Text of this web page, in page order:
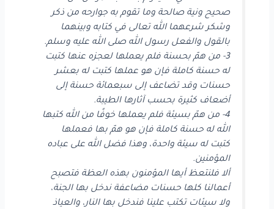
صحيح ونية صالحة وما تقوم به جوارحه من ذكر
وشكر شرعهما الله تعالى في كتابه وبينهما
بالقول والفعل رسول الله صلى الله عليه وسلم.
3- من همّ بحسنة فلم يعملها لعجزه عنها كتبت
له حسنة كاملة فإن هو عملها كتبت له بعشر
حسنات وقد تضاعف إلى سبعمائة حسنة إلى
أضعاف كثيرة بحسب آثارها الطيبة.
4- من همّ بسيئة فلم يعملها خوفًا من الله كتبها
الله له حسنة كاملة فإن هو همّ بها فعملها
كتبت له سيئة واحدة، وهذا فضل الله على عباده
المؤمنين.
ألا فلنتعظ أيها المؤمنون بهذه العظة فتصبح
أعمالنا كلها حسنات مضاعفة ندخل بها الجنة،
ولا سيئات تكتب علينا فندخل بها النار، والعياذ